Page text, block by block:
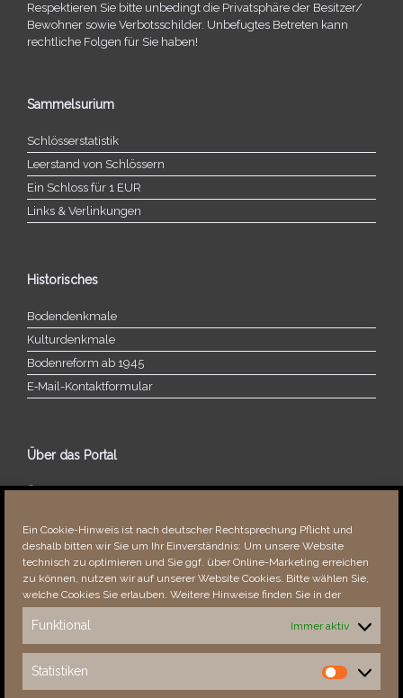
Ein Cookie-Hinweis ist nach deutscher Rechtsprechung Pflicht und
deshalb bitten wir Sie um Ihr Einverständnis: Um unsere Website
technisch zu optimieren und Sie ggf. über Online-Marketing erreichen
zu können, nutzen wir auf unserer Website Cookies. Bitte wählen Sie,
welche Cookies Sie erlauben. Weitere Hinweise finden Sie in der
Funktional Immer aktiv
Statistiken
Statistiken
Respektieren Sie bitte unbe­dingt die Privatsphäre der Besitzer/​
Bewohner sowie Verbotsschilder. Unbefugtes Betreten kann
recht­li­che Folgen für Sie haben!
Sammelsurium
Schlösserstatistik
Leerstand von Schlössern
Ein Schloss für 1 EUR
Links & Verlinkungen
Historisches
Bodendenkmale
Kulturdenkmale
Bodenreform ab 1945
E‑Mail-​​Kontaktformular
Über das Portal
Über dieses Portal
Fehler bemerkt?
Besucher seit 08/​2021